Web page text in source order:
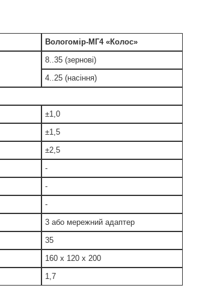
Вологомір-МГ4 «Колос»
8..35 (зернові)
4..25 (насіння)
±1,0
±1,5
±2,5
-
-
-
3 або мережний адаптер
35
160 x 120 x 200
1,7